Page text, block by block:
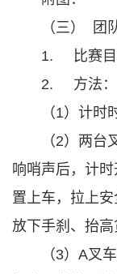
（三） 团
1. 比赛目
2. 方法：
（1）计时
（2）两
响哨声后，计
置上车，拉上
放下手刹、抬高
（3）A叉